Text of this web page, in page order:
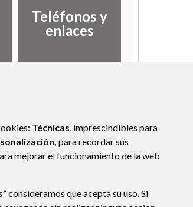
Técnicas, imprescindibles para
para recordar sus
mejorar el funcionamiento de la web
consideramos que acepta su uso. Si
Teléfonos y
enlaces